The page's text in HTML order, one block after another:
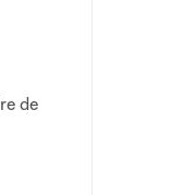
de